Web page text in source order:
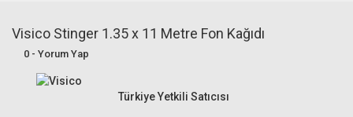
Canon R6 Mark IIIBundle Setler
Alışverişe
Visico Stinger 1.35 x 11 Metre Fon Kağıdı
0 - Yorum Yap
Türkiye Yetkili Satıcısı